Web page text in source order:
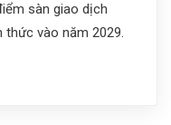
sàn giao dịch
thức vào năm 2029.